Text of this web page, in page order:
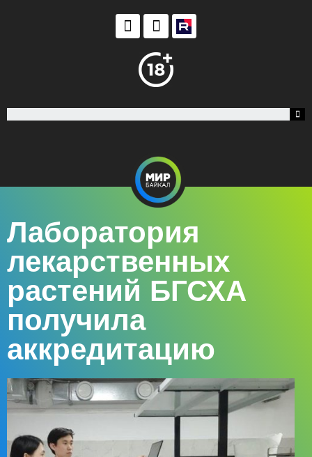
Лаборатория
лекарственных
растений БГСХА
получила
аккредитацию